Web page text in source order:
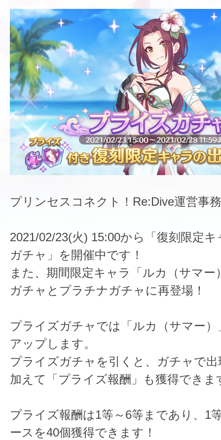
プリンセスコネクト！Re:Dive運営事
2021/02/23(火) 15:00から「復刻限定
ガチャ」を開催中です！
また、期間限定キャラ「ルカ（サマ
ガチャとプラチナガチャに再登場！
プライズガチャでは「ルカ（サマー）
アップします。
プライズガチャを引くと、ガチャで
加えて「プライズ報酬」も獲得できま
プライズ報酬は1等～6等まであり、1
ースを40個獲得できます！